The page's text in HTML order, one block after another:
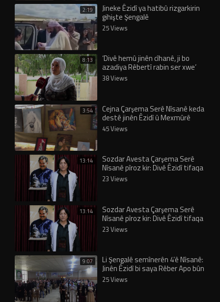
2:19 Jineke Êzidî ya hatibû rizgarkirin
gihişte Şengalê
25 Views
8:13 ‘Divê hemû jinên cîhanê, ji bo
azadiya Rêbertî rabin ser xwe’
38 Views
3:54 Cejna Çarşema Serê Nîsanê keda
destê jinên Êzidî û Mexmûrê
gihand hev
45 Views
13:14 Sozdar Avesta Çarşema Serê
Nîsanê pîroz kir: Divê Êzidî tifaqa
xwe pêk bînin
23 Views
13:14 Sozdar Avesta Çarşema Serê
Nîsanê pîroz kir: Divê Êzidî tifaqa
xwe pêk bînin
23 Views
9:07 Li Şengalê semînerên 4’ê Nîsanê:
Jinên Êzidî bi saya Rêber Apo bûn
xwedî rêxistin
25 Views